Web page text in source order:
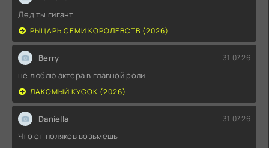
Дед ты гигант
РЫЦАРЬ СЕМИ КОРОЛЕВСТВ (2026)
Berry 31.07.26
не люблю актера в главной роли
ЛАКОМЫЙ КУСОК (2026)
Daniella 31.07.26
Что от поляков возьмешь